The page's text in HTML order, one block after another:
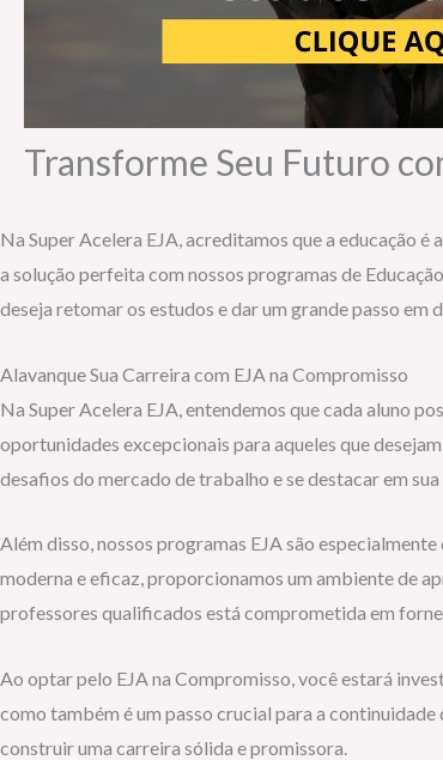
Transforme Seu Futuro
Na Super Acelera EJA, acreditamos que a educação
a solução perfeita com nossos programas de
deseja retomar os estudos e dar um grande passo em
Alavanque Sua Carreira com EJA na Compromisso
Na Super Acelera EJA, entendemos que cada aluno
oportunidades excepcionais para aqueles que
desafios do mercado de trabalho e se destacar em sua
Além disso, nossos programas EJA são
moderna e eficaz, proporcionamos um ambiente de
professores qualificados está comprometida em
Ao optar pelo EJA na Compromisso, você estará
como também é um passo crucial para a
construir uma carreira sólida e promissora.